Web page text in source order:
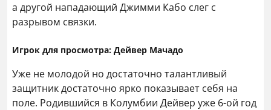
а другой нападающий Джимми Кабо слег с
разрывом связки.
Игрок для просмотра: Дейвер Мачадо
Уже не молодой но достаточно талантливый
защитник достаточно ярко показывает себя на
поле. Родившийся в Колумбии Дейвер уже 6-ой год